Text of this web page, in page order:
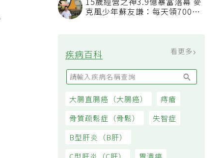
15歲經營之神3.9億暴富落幕 麥
克風少年蘇友謙：每天領700元
疾病百科
大腸直腸癌（大腸癌） 痔瘡
骨質疏鬆症（骨鬆） 失智症
B型肝炎（B肝）